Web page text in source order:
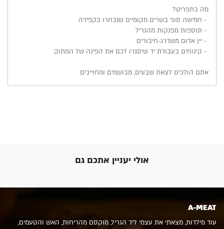
מה בתפריט?
- חמישה סוגי בשרים מקומיים שנבחרו בקפידה
- תוספות מפנקות מהגריל
- יין אדום משדרג-חיבורים
- קינוחים בעבודת יד שיסגרו לכם את הפינה של המתוק
אתם הולכים לצאת שבעים, מבושמים ומחוייכים
אולי יעניין אתכם גם
A-MEAT
עוד מילדות, מצאתי את עצמי ליד הגריל, מוקסם מהריחות, האש והטעמים,